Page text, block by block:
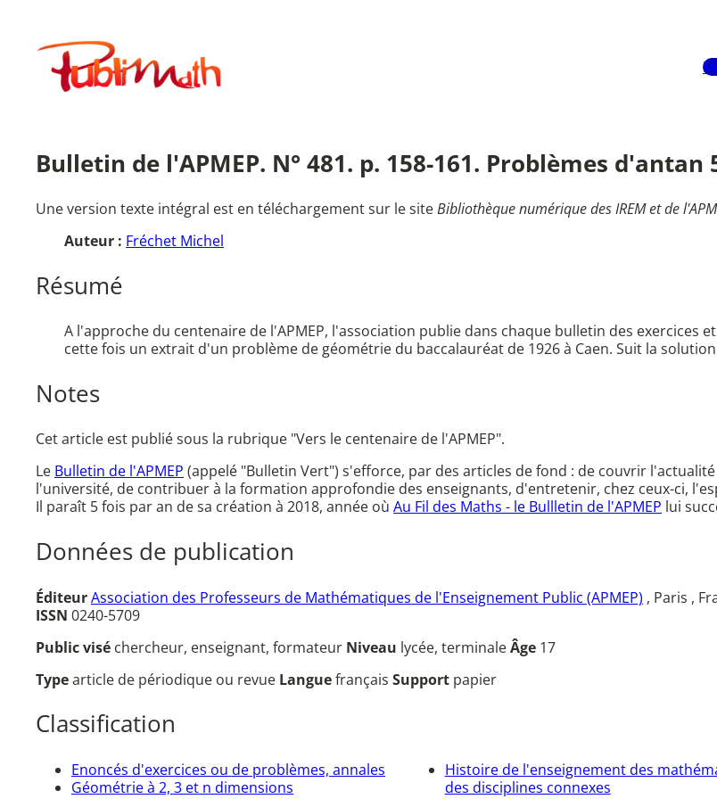
contenuPublimath
Bulletin de l'APMEP. N° 481. p. 158-161. Problèmes d'antan
Une version texte intégral est en téléchargement sur le siteBibliothèque numérique des IREM et de
Auteur : Fréchet Michel
Résumé
A l'approche du centenaire de l'APMEP, l'association publie dans chaque bulletin des exercices
cette fois un extrait d'un problème de géométrie du baccalauréat de 1926 à Caen. Suit la
Notes
Cet article est publié sous la rubrique "Vers le centenaire de l'APMEP".
Le Bulletin de l'APMEP (appelé "Bulletin Vert") s'efforce, par des articles de fond : de couvrir
l'université, de contribuer à la formation approfondie des enseignants, d'entretenir, chez ceux-ci,
Il paraît 5 fois par an de sa création à 2018, année où Au Fil des Maths - le Bullletin de l'APMEP lui
Données de publication
ÉditeurAssociation des Professeurs de Mathématiques de l'Enseignement Public (APMEP) , Paris ,
ISSN 0240-5709
Public visé chercheur, enseignant, formateur Niveau lycée, terminaleÂge 17
Typearticle de périodique ou revue Languefrançais Support papier
Classification
Enoncés d'exercices ou de problèmes, annales
Géométrie à 2, 3 et n dimensions
Histoire de l'enseignement des
des disciplines connexes